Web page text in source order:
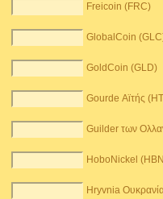
Freicoin (FRC)
GlobalCoin
GoldCoin (GLD)
Gourde Αϊτής
Guilder των
HoboNickel
Hryvnia